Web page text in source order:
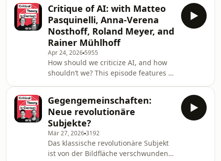
been felt globally. Everyone talks
about cris
Nachtwey dem aktuellen Erstarken
faschistischer Bewegungen. Warum
wenden sich so viele Menschen
Trump, Musk oder der AfD zu? Grund
sei die Blockade liberaler
Demokratien, die ihr Versprechen auf
Aufstieg und Autonomie nicht
einlösen. Die beiden Soziologen
identifizieren in Teile
Critique of AI: with Matteo
Pasquinelli, Anna-Verena
Nosthoff, Roland Meyer, and
Rainer Mühlhoff
Apr 24, 2026 5955
How should we criticize AI, and how
shouldn’t we? This episode features a
Berlin on February 16th, 2026,
featuring Matteo Pasquinelli, Anna-
Verena Nosthoff, Roland Meyer, and
Rainer Mühlhoff, moderated by Jacob
Blumenfeld. Throughout the
conversation, the discussants criticize
Gegengemeinschaften:
Neue revolutionäre
Subjekte?
Mär 27, 20263192
Das klassische revolutionäre Subjekt
ist von der Bildfläche verschwunden.